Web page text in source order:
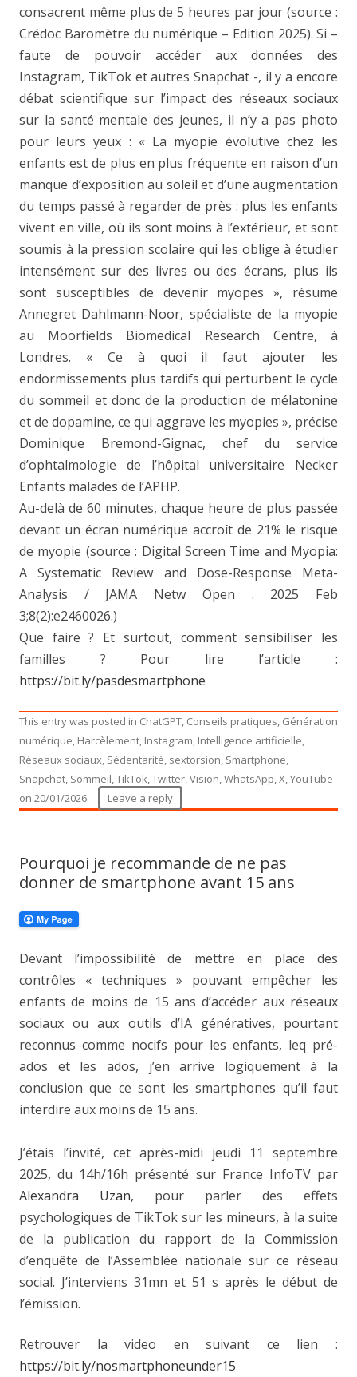
consacrent même plus de 5 heures par jour (source :
Crédoc Baromètre du numérique – Edition 2025). Si –
faute de pouvoir accéder aux données des
Instagram, TikTok et autres Snapchat -, il y a encore
débat scientifique sur l’impact des réseaux sociaux
sur la santé mentale des jeunes, il n’y a pas photo
pour leurs yeux : « La myopie évolutive chez les
enfants est de plus en plus fréquente en raison d’un
manque d’exposition au soleil et d’une augmentation
du temps passé à regarder de près : plus les enfants
vivent en ville, où ils sont moins à l’extérieur, et sont
soumis à la pression scolaire qui les oblige à étudier
intensément sur des livres ou des écrans, plus ils
sont susceptibles de devenir myopes », résume
Annegret Dahlmann-Noor, spécialiste de la myopie
au Moorfields Biomedical Research Centre, à
Londres. « Ce à quoi il faut ajouter les
endormissements plus tardifs qui perturbent le cycle
du sommeil et donc de la production de mélatonine
et de dopamine, ce qui aggrave les myopies », précise
Dominique Bremond-Gignac, chef du service
d’ophtalmologie de l’hôpital universitaire Necker
Enfants malades de l’APHP.
Au-delà de 60 minutes, chaque heure de plus passée
devant un écran numérique accroît de 21% le risque
de myopie (source : Digital Screen Time and Myopia:
A Systematic Review and Dose-Response Meta-
Analysis / JAMA Netw Open . 2025 Feb
3;8(2):e2460026.)
Que faire ? Et surtout, comment sensibiliser les
familles ? Pour lire l’article :
https://bit.ly/pasdesmartphone
This entry was posted in ChatGPT, Conseils pratiques, Génération
numérique, Harcèlement, Instagram, Intelligence artificielle,
Réseaux sociaux, Sédentarité, sextorsion, Smartphone,
Snapchat, Sommeil,TikTok,Twitter,Vision,WhatsApp,X,YouTube
on 20/01/2026. Leave a reply
Pourquoi je recommande de ne pas
donner de smartphone avant 15 ans
Devant l’impossibilité de mettre en place des
contrôles « techniques » pouvant empêcher les
enfants de moins de 15 ans d’accéder aux réseaux
sociaux ou aux outils d’IA génératives, pourtant
reconnus comme nocifs pour les enfants, leq pré-
ados et les ados, j’en arrive logiquement à la
conclusion que ce sont les smartphones qu’il faut
interdire aux moins de 15 ans.
J’étais l’invité, cet après-midi jeudi 11 septembre
2025, du 14h/16h présenté sur France InfoTV par
Alexandra Uzan, pour parler des effets
psychologiques de TikTok sur les mineurs, à la suite
de la publication du rapport de la Commission
d’enquête de l’Assemblée nationale sur ce réseau
social. J’interviens 31mn et 51 s après le début de
l’émission.
Retrouver la video en suivant ce lien :
https://bit.ly/nosmartphoneunder15